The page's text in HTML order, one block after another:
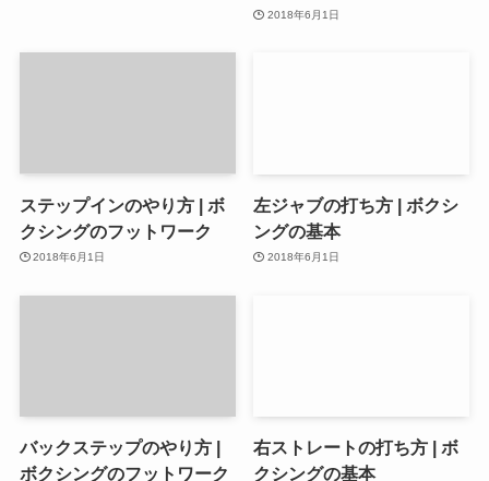
2018年6月1日
ステップインのやり方 | ボ
クシングのフットワーク
2018年6月1日
左ジャブの打ち方 | ボクシ
ングの基本
2018年6月1日
バックステップのやり方 |
ボクシングのフットワーク
右ストレートの打ち方 | ボ
クシングの基本